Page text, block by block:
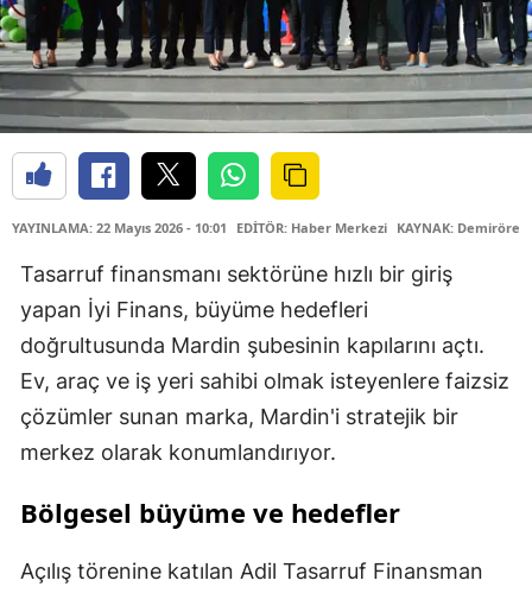
YAYINLAMA: 22 Mayıs 2026 - 10:01 EDİTÖR: Haber Merkezi KAYNAK: Demirören
Tasarruf finansmanı sektörüne hızlı bir giriş
yapan İyi Finans, büyüme hedefleri
doğrultusunda Mardin şubesinin kapılarını açtı.
Ev, araç ve iş yeri sahibi olmak isteyenlere faizsiz
çözümler sunan marka, Mardin'i stratejik bir
merkez olarak konumlandırıyor.
Bölgesel büyüme ve hedefler
Açılış törenine katılan Adil Tasarruf Finansman